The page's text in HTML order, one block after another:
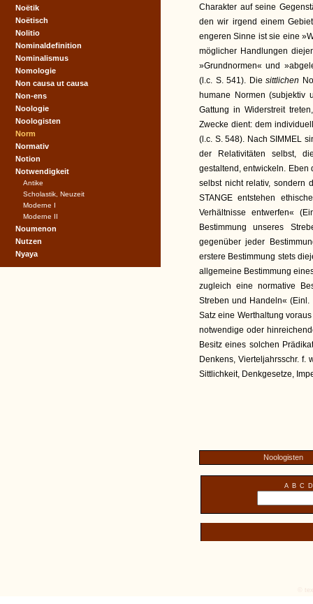
Charakter auf seine
den wir irgend einem
engeren Sinne ist sie eine
möglicher Handlungen
»Grundnormen« und
(l.c. S. 541). Die sittlichen
humane Normen (subjektiv
Gattung in Widerstreit
Zwecke dient: dem
(l.c. S. 548). Nach SIMMEL
der Relativitäten selbst,
gestaltend, entwickeln. Eben
selbst nicht relativ, sondern
STANGE entstehen
Verhältnisse entwerfen«
Bestimmung unseres
gegenüber jeder
erstere Bestimmung stets
allgemeine Bestimmung
zugleich eine normative
Streben und Handeln«
Satz eine Werthaltung
notwendige oder
Besitz eines solchen
Denkens, Vierteljahrsschr. f.
Sittlichkeit, Denkgesetze,
Noologisten
A B C D
Noëtik
Noëtisch
Nolitio
Nominaldefinition
Nominalismus
Nomologie
Non causa ut causa
Non-ens
Noologie
Noologisten
Norm
Normativ
Notion
Notwendigkeit
Antike
Scholastik, Neuzeit
Moderne I
Moderne II
Noumenon
Nutzen
Nyaya